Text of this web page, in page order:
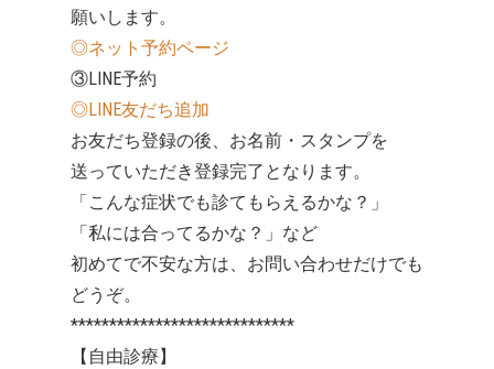
願いします。
◎ネット予約ページ
③LINE予約
◎LINE友だち追加
お友だち登録の後、お名前・スタンプを
送っていただき登録完了となります。
「こんな症状でも診てもらえるかな？」
「私には合ってるかな？」など
初めてで不安な方は、お問い合わせだけでも
どうぞ。
*****************************
【自由診療】